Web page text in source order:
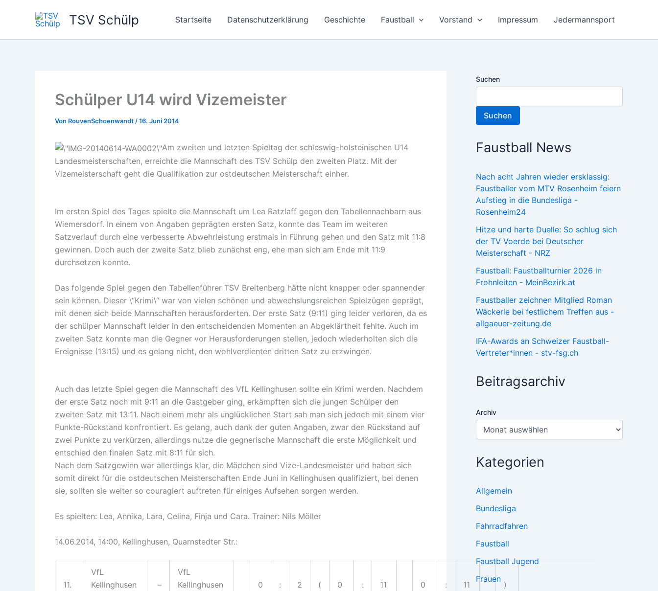
TSV Schülp Startseite Datenschutzerklärung Geschichte Faustball Vorstand Impressum Jedermannsport
Schülper U14 wird Vizemeister
Von RouvenSchoenwandt /16. Juni 2014
Am zweiten und letzten Spieltag der schleswig-holsteinischen U14
Landesmeisterschaften, erreichte die Mannschaft des TSV Schülp den zweiten Platz. Mit der
Vizemeisterschaft geht die Qualifikation zur ostdeutschen Meisterschaft einher.
Im ersten Spiel des Tages spielte die Mannschaft um Lea Ratzlaff gegen den Tabellennachbarn aus
Wiemersdorf. In einem von Angaben geprägten ersten Satz, konnte das Team im weiteren
Satzverlauf durch eine verbesserte Abwehrleistung erstmals in Führung gehen und den Satz mit 11:8
gewinnen. Doch auch der zweite Satz blieb zunächst eng, ehe man sich am Ende mit 11:9
durchsetzen konnte.
Das folgende Spiel gegen den Tabellenführer TSV Breitenberg hätte nicht knapper oder spannender
sein können. Dieser \“Krimi\“ war von vielen schönen und abwechslungsreichen Spielzügen geprägt,
mit denen sich beide Mannschaften herausforderten. Der erste Satz (9:11) ging leider verloren, da es
der schülper Mannschaft leider in den entscheidenden Momenten an Abgeklärtheit fehlte. Auch im
zweiten Satz konnte man die Gegner vor Herausforderungen stellen, jedoch wiederholten sich die
Ereignisse (13:15) und es gelang nicht, den wohlverdienten dritten Satz zu erzwingen.
Auch das letzte Spiel gegen die Mannschaft des VfL Kellinghusen sollte ein Krimi werden. Nachdem
der erste Satz noch mit 9:11 an die Gastgeber ging, erkämpften sich die jungen Schülper den
zweiten Satz mit 13:11. Nach einem mehr als unglücklichen Start sah man sich jedoch mit einem vier
Punkte-Rückstand konfrontiert. Es gelang, auch dank der guten Angaben, zwar den Rückstand auf
zwei Punkte zu verkürzen, allerdings nutze die gegnerische Mannschaft die erste Möglichkeit und
entschied den finalen Satz mit 8:11 für sich.
Nach dem Satzgewinn war allerdings klar, die Mädchen sind Vize-Landesmeister und haben sich
somit direkt für die ostdeutschen Meisterschaften Ende Juni in Kellinghusen qualifiziert, bei denen
sie, sollten sie weiter so couragiert auftreten für einiges Aufsehen sorgen werden.
Es spielten: Lea, Annika, Lara, Celina, Finja und Cara. Trainer: Nils Möller
14.06.2014, 14:00, Kellinghusen, Quarnstedter Str.:
11.
VfL
Kellinghusen
–
VfL
Kellinghusen
0 : 2 ( 0 : 11 0 : 11 )
Suchen
Suchen
Faustball News
Nach acht Jahren wieder ersklassig:
Faustballer vom MTV Rosenheim feiern
Aufstieg in die Bundesliga -
Rosenheim24
Hitze und harte Duelle: So schlug sich
der TV Voerde bei Deutscher
Meisterschaft - NRZ
Faustball: Faustballturnier 2026 in
Frohnleiten - MeinBezirk.at
Faustballer zeichnen Mitglied Roman
Wäckerle bei festlichem Treffen aus -
allgaeuer-zeitung.de
IFA-Awards an Schweizer Faustball-
Vertreter*innen - stv-fsg.ch
Beitragsarchiv
Archiv
Kategorien
Allgemein
Bundesliga
Fahrradfahren
Faustball
Faustball Jugend
Frauen